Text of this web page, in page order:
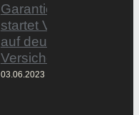
startet
auf deutschem
Versicherungsmarkt
03.06.2023